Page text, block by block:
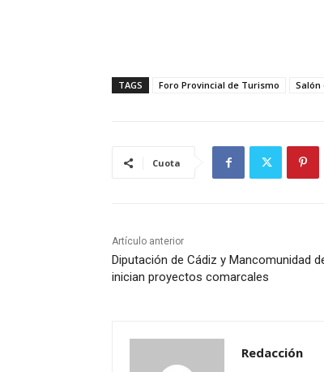
TAGS Foro Provincial de Turismo Salón
Cuota
Artículo anterior
Diputación de Cádiz y Mancomunidad
inician proyectos comarcales
Redacción